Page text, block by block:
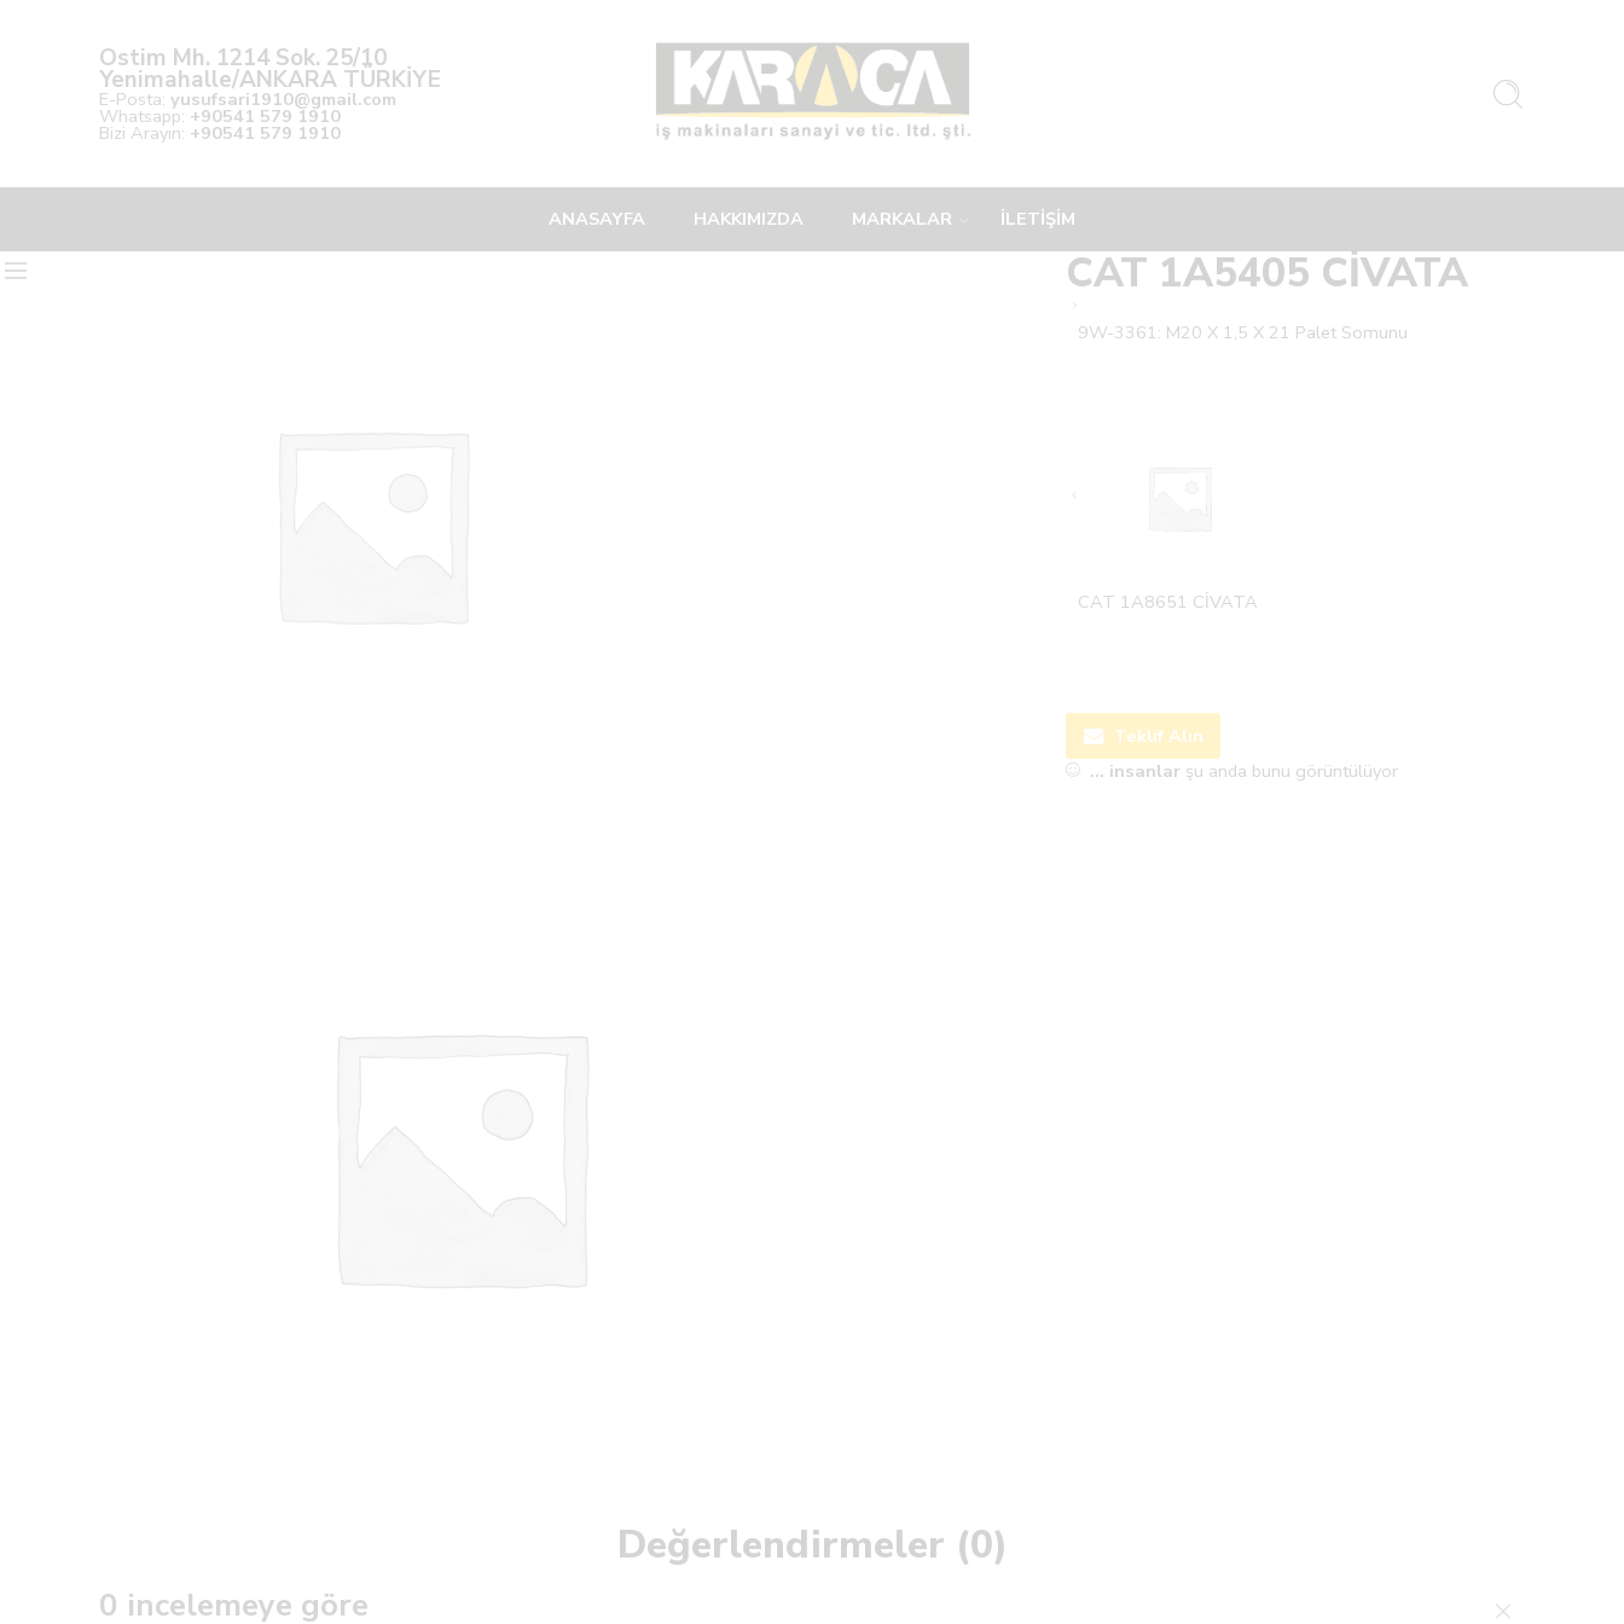
Ostim Mh. 1214 Sok. 25/10
Yenimahalle/ANKARA TÜRKİYE
E-Posta: yusufsari1910@gmail.com
Whatsapp: +90541 579 1910
Bizi Arayın: +90541 579 1910
ANASAYFA HAKKIMIZDA MARKALAR İLETİŞİM
CAT 1A5405 CİVATA
9W-3361: M20 X 1,5 X 21 Palet Somunu
CAT 1A8651 CİVATA
Teklif Alın
... insanlar şu anda bunu görüntülüyor
Değerlendirmeler (0)
0 incelemeye göre